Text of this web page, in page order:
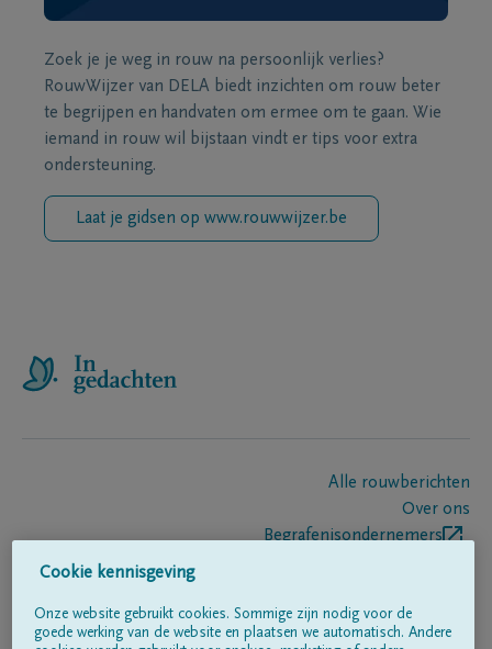
Zoek je je weg in rouw na persoonlijk verlies?
RouwWijzer van DELA biedt inzichten om rouw beter
te begrijpen en handvaten om ermee om te gaan. Wie
iemand in rouw wil bijstaan vindt er tips voor extra
ondersteuning.
Laat je gidsen op www.rouwwijzer.be
Alle rouwberichten
Over ons
Begrafenisondernemers
Volg ons op
Cookie kennisgeving
Onze website gebruikt cookies. Sommige zijn nodig voor de
goede werking van de website en plaatsen we automatisch. Andere